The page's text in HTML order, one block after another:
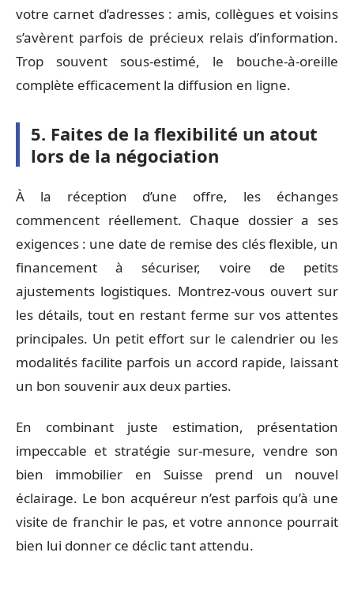
votre carnet d’adresses : amis, collègues et voisins
s’avèrent parfois de précieux relais d’information.
Trop souvent sous-estimé, le bouche-à-oreille
complète efficacement la diffusion en ligne.
5. Faites de la flexibilité un atout
lors de la négociation
À la réception d’une offre, les échanges
commencent réellement. Chaque dossier a ses
exigences : une date de remise des clés flexible, un
financement à sécuriser, voire de petits
ajustements logistiques. Montrez-vous ouvert sur
les détails, tout en restant ferme sur vos attentes
principales. Un petit effort sur le calendrier ou les
modalités facilite parfois un accord rapide, laissant
un bon souvenir aux deux parties.
En combinant juste estimation, présentation
impeccable et stratégie sur-mesure, vendre son
bien immobilier en Suisse prend un nouvel
éclairage. Le bon acquéreur n’est parfois qu’à une
visite de franchir le pas, et votre annonce pourrait
bien lui donner ce déclic tant attendu.